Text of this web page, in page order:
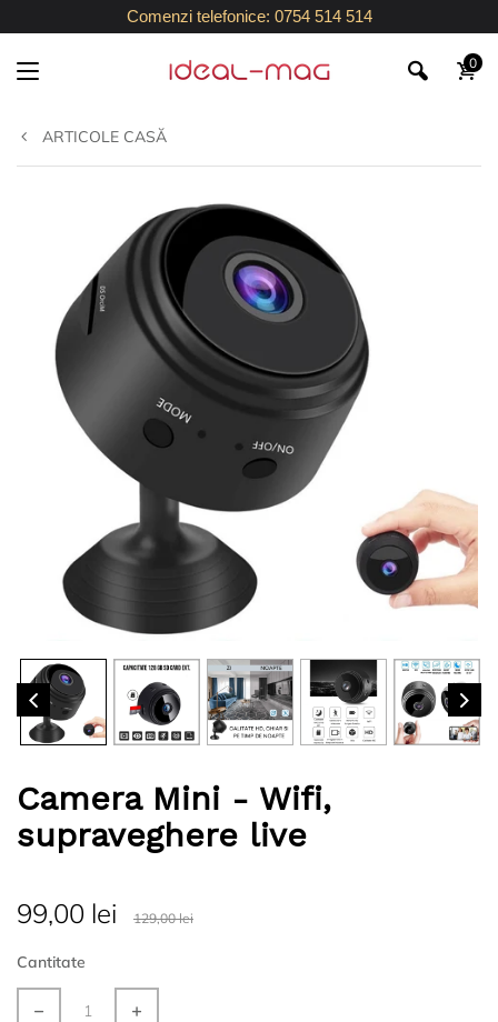
Comenzi telefonice: 0754 514 514
0
ARTICOLE CASĂ
Camera Mini - Wifi,
supraveghere live
99,00 lei 129,00 lei
Cantitate